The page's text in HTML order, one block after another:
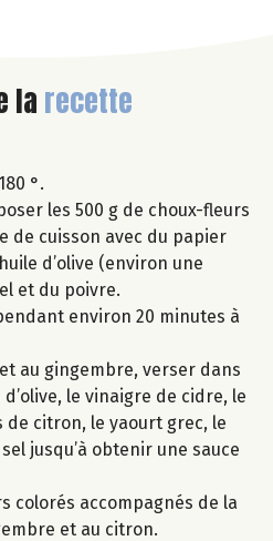
larecette
°.
les 500 g de choux-fleurs
de cuisson avec du papier
d’olive (environ une
et du poivre.
environ 20 minutes à
au gingembre, verser dans
le vinaigre de cidre, le
de citron, le yaourt grec, le
jusqu’à obtenir une sauce
colorés accompagnés de la
et au citron.